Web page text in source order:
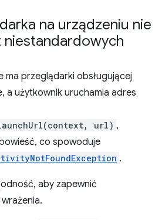
na urządzeniu nie
niestandardowych
ma przeglądarki obsługującej
a użytkownik uruchamia adres
url) ,
co spowoduje
.
aby zapewnić